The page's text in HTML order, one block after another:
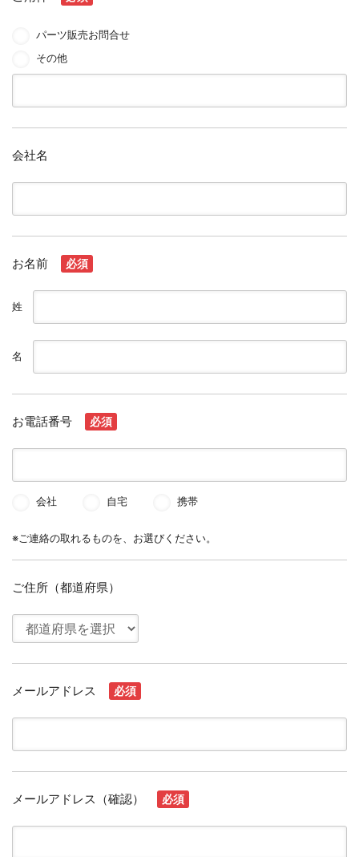
パーツ販売お問合せ
その他
会社名
お名前 必須
姓
名
お電話番号 必須
会社 自宅 携帯
※ご連絡の取れるものを、お選びください。
ご住所（都道府県）
メールアドレス 必須
メールアドレス（確認） 必須